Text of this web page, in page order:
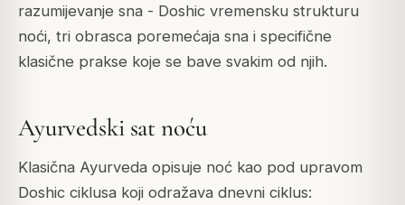
razumijevanje sna - Doshic vremensku strukturu
noći, tri obrasca poremećaja sna i specifične
klasične prakse koje se bave svakim od njih.
Ayurvedski sat noću
Klasična Ayurveda opisuje noć kao pod upravom
Doshic ciklusa koji odražava dnevni ciklus: